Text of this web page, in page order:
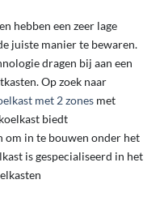
hebben een zeer lage
juiste manier te bewaren.
dragen bij aan een
Op zoek naar
met 2zones met
biedt
om in te bouwen onder het
is gespecialiseerd in het